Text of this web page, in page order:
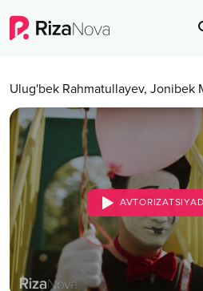
Ulug'bek Rahmatullayev, Jonibek